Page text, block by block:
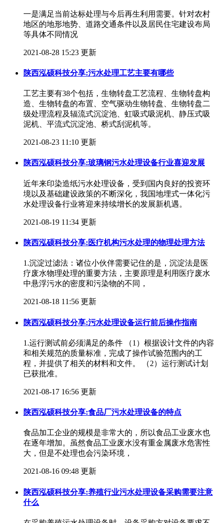
一是满足当前达标处理与今后再生利用需要。针对农村
地区的地形地势、道路交通条件以及居民住宅建设布局
等具体不同情况
2021-08-28 15:23 更新
陕西泓硕科技分享:污水处理工艺主要有哪些
工艺主要有38个包括，生物转盘工艺流程、生物转盘构
造、生物转盘的布置、空气驱动生物转盘、生物转盘二
级处理流程及辐流式沉淀池、虹吸式吸泥机、静压式吸
泥机、平流式沉淀池、桥式刮泥机等。
2021-08-23 11:10 更新
陕西泓硕科技分享:玻璃钢污水处理设备行业喜迎发展
近年来印染造纸污水处理设备，受到国内良好的投资环
境以及基础建设政策的不断深化，我国地埋式一体化污
水处理设备行业将迎来持续增长的发展新机遇。
2021-08-19 11:34 更新
陕西泓硕科技分享:医疗机构污水处理的物理处理方法
1.沉淀过滤法：诸位小伙伴需要记住的是，沉淀法是医
疗废水物理处理的重要方法，主要原理是利用医疗废水
中悬浮污水的密度和污染物的不同，
2021-08-18 11:56 更新
陕西泓硕科技分享:污水处理设备运行前后操作指南
1.运行测试前必须满足的条件 （1）根据设计文件的内容
和相关规范的质量标准，完成了操作试验范围内的工
程，并提供了相关的材料和文件。 （2）运行测试计划
已获批准。
2021-08-17 16:56 更新
陕西泓硕科技分享:食品厂污水处理设备的特点
食品加工企业的规模是非常大的，所以食品工业废水也
在逐年增加。虽然食品工业废水没有重金属废水危害性
大，但是不处理也会污染环境，
2021-08-16 09:48 更新
陕西泓硕科技分享:养殖行业污水处理设备采购需要注意
什么